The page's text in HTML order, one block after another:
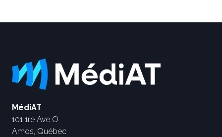
MédiAT
101 1re Ave O
Amos, Québec